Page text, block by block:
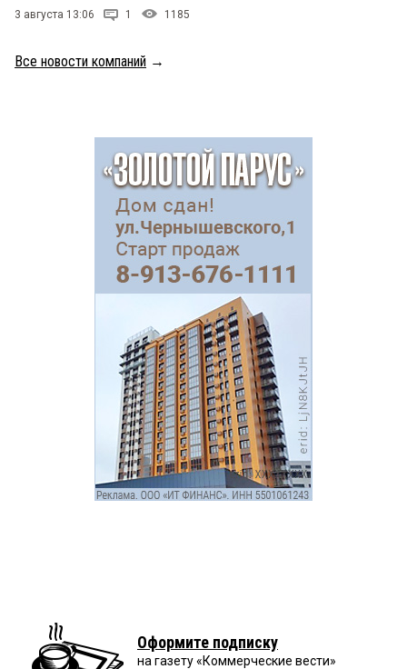
3 августа 13:06 1 1185
Все новости компаний →
Оформите подписку
на газету «Коммерческие вести»